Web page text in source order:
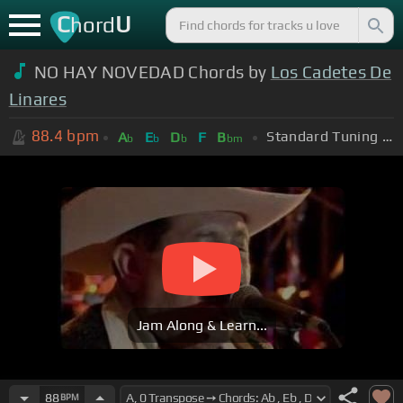
ChordU
NO HAY NOVEDAD Chords by Los Cadetes De
Linares
88.4 bpm Ab Eb Db F Bbm Standard Tuning (EADGBE)
Jam Along & Learn...
88BPM